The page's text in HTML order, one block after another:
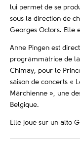
lui permet de se
sous la direction de
Georges Octors. Elle
Anne Pingen est
programmatrice de
Chimay, pour le
saison de concerts «
Marchienne », une
Belgique.
Elle joue sur un alto